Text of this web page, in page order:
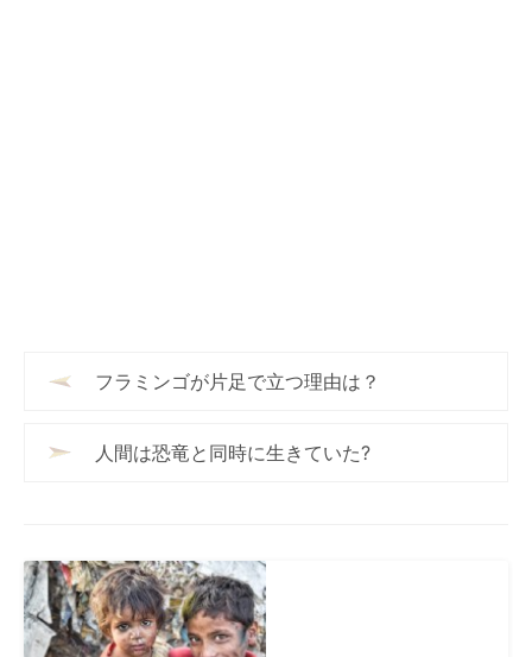
フラミンゴが片足で立つ理由は？
人間は恐竜と同時に生きていた?